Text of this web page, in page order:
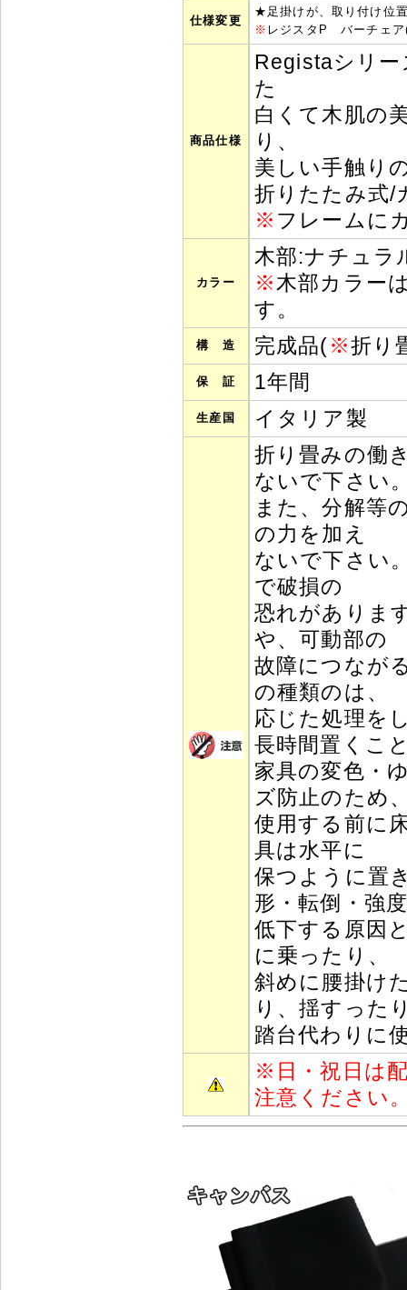
仕様変更
★ 足掛けが、取り付け位
※ レジスタP バーチェア
商品仕様
Registaシリ
た
白くて木肌の
り、
美しい手触り
折りたたみ式/
※ フレームに
カラー
木部:ナチュラ
※木部カラー
す。
構 造 完成品(※折り
保 証 1年間
生産国
イタリア製
折り畳みの働
ないで下さい
また、分解等
の力を加え
ないで下さい
で破損の
恐れがありま
や、可動部の
故障につなが
の種類のは、
応じた処理を
長時間置くこ
家具の変色・
ズ防止のため
使用する前に
具は水平に
保つように置
形・転倒・強
低下する原因
に乗ったり、
斜めに腰掛け
り、揺すった
踏台代わりに
※ 日・祝日は
注意ください